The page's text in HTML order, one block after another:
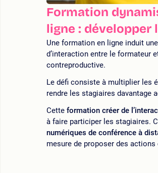
Formation
ligne :
Une formation en ligne induit
d’interaction entre le formateur
contreproductive.
Le défi consiste à multiplier les
rendre les stagiaires davantage
Cette formation créer de
à faire participer les stagiaires.
numériques de conférence à
mesure de proposer des